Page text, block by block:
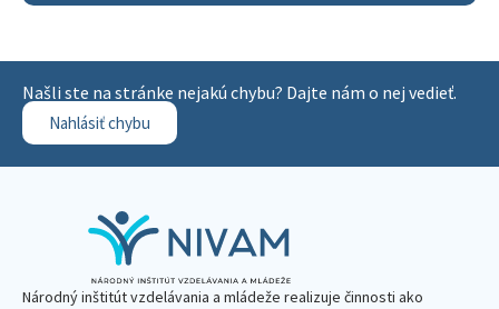
Našli ste na stránke nejakú chybu? Dajte nám o nej vedieť.
Nahlásiť chybu
Národný inštitút vzdelávania a mládeže realizuje činnosti ako